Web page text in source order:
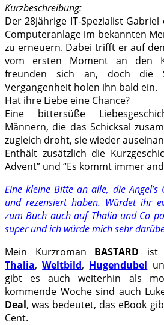
Kurzbeschreibung:
Der 28jährige IT-Spezialist
Computeranlage im bekannten
zu erneuern. Dabei trifft er auf
vom ersten Moment an den
freunden sich an, doch die
Vergangenheit holen ihn bald ein.
Hat ihre Liebe eine Chance?
Eine bittersüße
Männern, die das Schicksal
zugleich droht, sie wieder
Enthält zusätzlich die
Advent” und “Es kommt immer
Eine kleine Bitte an alle, die Angel’s
und rezensiert haben. Würdet ihr
zum Buch auch auf Thalia und Co
super und ich würde mich sehr
Mein Kurzroman BASTARD ist
Thalia,Weltbild, Hugendubel
gibt es auch weiterhin als
kommende Woche sind auch
Deal, was bedeutet, das eBook
Cent.